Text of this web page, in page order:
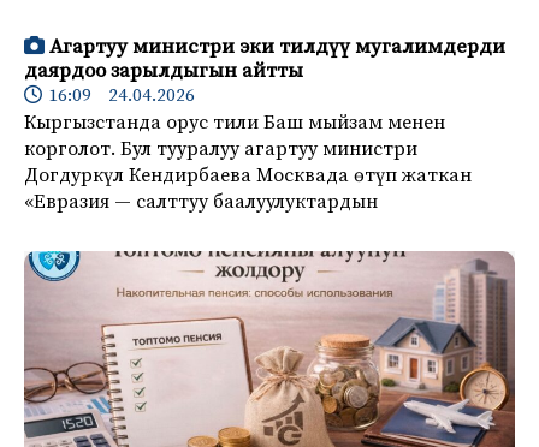
Агартуу министри эки тилдүү мугалимдерди
даярдоо зарылдыгын айтты
16:09 24.04.2026
Кыргызстанда орус тили Баш мыйзам менен
корголот. Бул тууралуу агартуу министри
Догдуркүл Кендирбаева Москвада өтүп жаткан
«Евразия — салттуу баалуулуктардын